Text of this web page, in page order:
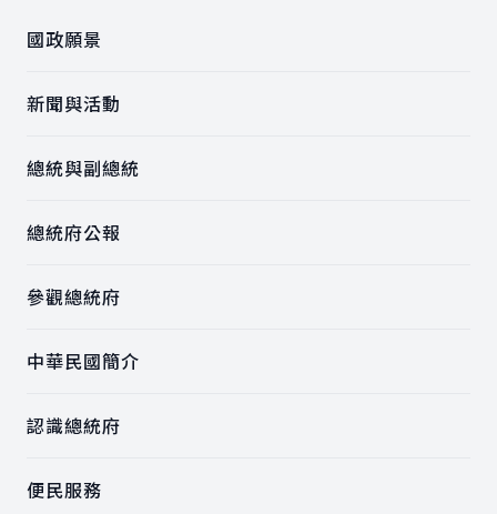
國政願景
新聞與活動
總統與副總統
總統府公報
參觀總統府
中華民國簡介
認識總統府
便民服務